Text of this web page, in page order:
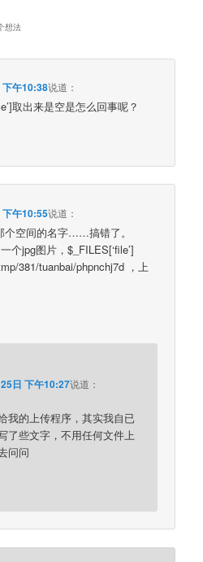
想法
午10:38说道：
取出来是空是怎么回事呢？
午10:55说道：
个空间的名字……搞错了。
个jpg图片，$_FILES[‘file’]
381/tuanbai/phpnchj7d ，上
日 下午10:27说道：
我的上传程序，其实我自已
了些文字，不用任何文件上
问问